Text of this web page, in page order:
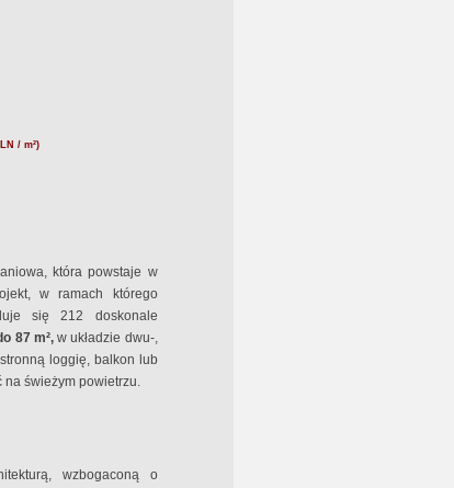
/ m²)
która powstaje w
w ramach którego
się 212 doskonale
87 m²,w układzie dwu-,
loggię, balkon lub
na świeżym powietrzu.
wzbogaconą o